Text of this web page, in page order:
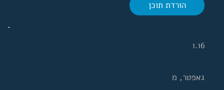
הורדת תוכן
גאפטר, מ
1.16